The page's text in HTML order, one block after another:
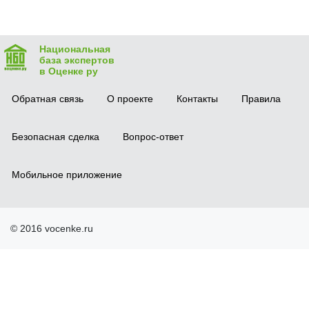
Национальная
база экспертов
в Оценке ру
Обратная связь О проекте Контакты Правила
Безопасная сделка Вопрос-ответ
Мобильное приложение
© 2016 vocenke.ru